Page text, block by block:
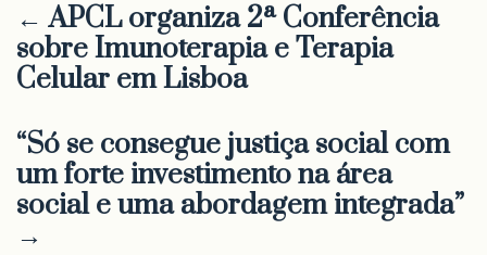
← APCL organiza 2ª Conferência
sobre Imunoterapia e Terapia
Celular em Lisboa
“Só se consegue justiça social com
um forte investimento na área
social e uma abordagem integrada”
→